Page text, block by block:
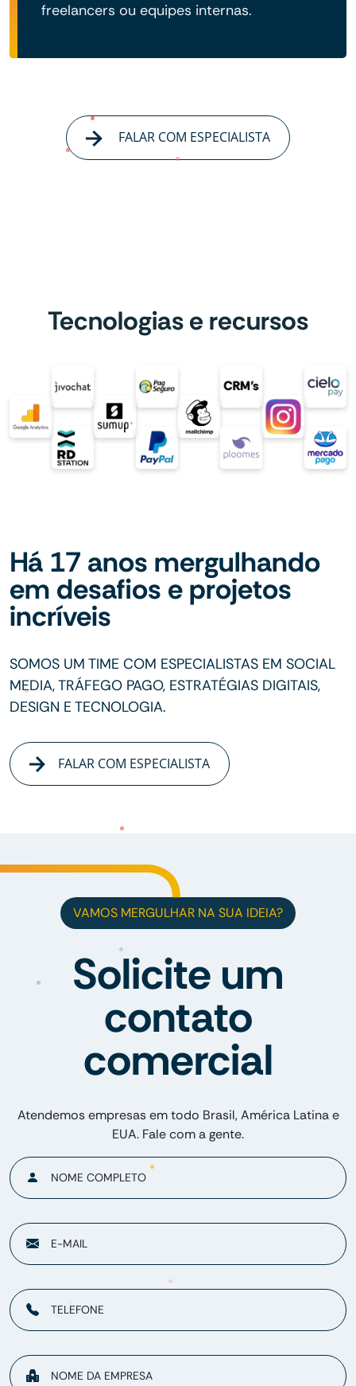
freelancers ou equipes internas.
FALAR COM ESPECIALISTA
Tecnologias e recursos
Há 17 anos mergulhando
em desafios e projetos
incríveis
SOMOS UM TIME COM ESPECIALISTAS EM SOCIAL
MEDIA, TRÁFEGO PAGO, ESTRATÉGIAS DIGITAIS,
DESIGN E TECNOLOGIA.
FALAR COM ESPECIALISTA
VAMOS MERGULHAR NA SUA IDEIA?
Solicite um
contato
comercial
Atendemos empresas em todo Brasil, América Latina e
EUA. Fale com a gente.
NOME COMPLETO
E-MAIL
TELEFONE
NOME DA EMPRESA